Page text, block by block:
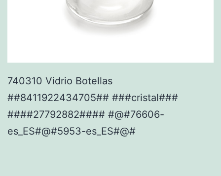
740310 Vidrio Botellas
##8411922434705## ###cristal###
####27792882#### #@#76606-
es_ES#@#5953-es_ES#@#